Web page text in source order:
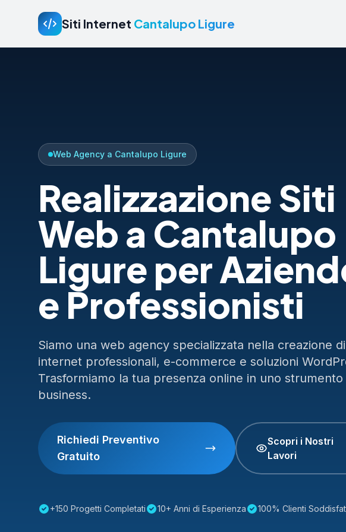
Siti Internet Cantalupo Ligure
Web Agency a Cantalupo Ligure
Realizzazione Siti
Web a Cantalupo
Ligure per
e Professionisti
Siamo una web agency specializzata nella creazione
internet professionali, e-commerce e soluzioni
Trasformiamo la tua presenza online in uno strumento
business.
Richiedi Preventivo
Gratuito
Scopri i Nostri
Lavori
+150 Progetti Completati 10+ Anni di Esperienza 100% Clienti